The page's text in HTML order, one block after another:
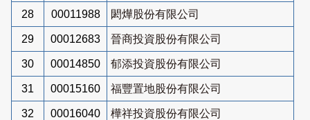
28 00011988 閎燁股份有限公司
29 00012683 晉商投資股份有限公司
30 00014850 郁添投資股份有限公司
31 00015160 福豐置地股份有限公司
32 00016040 樺祥投資股份有限公司